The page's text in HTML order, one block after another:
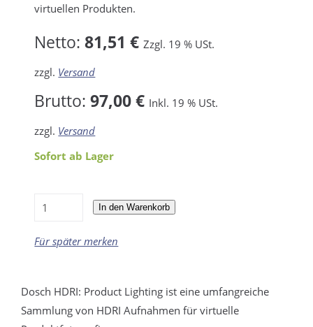
virtuellen Produkten.
Netto:81,51 € Zzgl. 19 % USt.
zzgl. Versand
Brutto:97,00 € Inkl. 19 % USt.
zzgl. Versand
Sofort ab Lager
In den Warenkorb
Für später merken
Dosch HDRI: Product Lighting ist eine umfangreiche
Sammlung von HDRI Aufnahmen für virtuelle